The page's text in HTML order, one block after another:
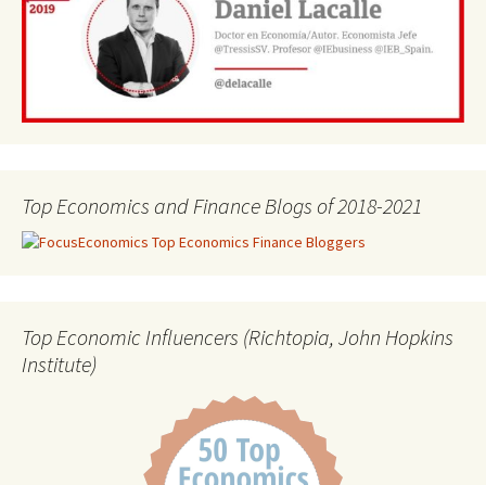
Top Economics and Finance Blogs of 2018-2021
Top Economic Influencers (Richtopia, John Hopkins
Institute)